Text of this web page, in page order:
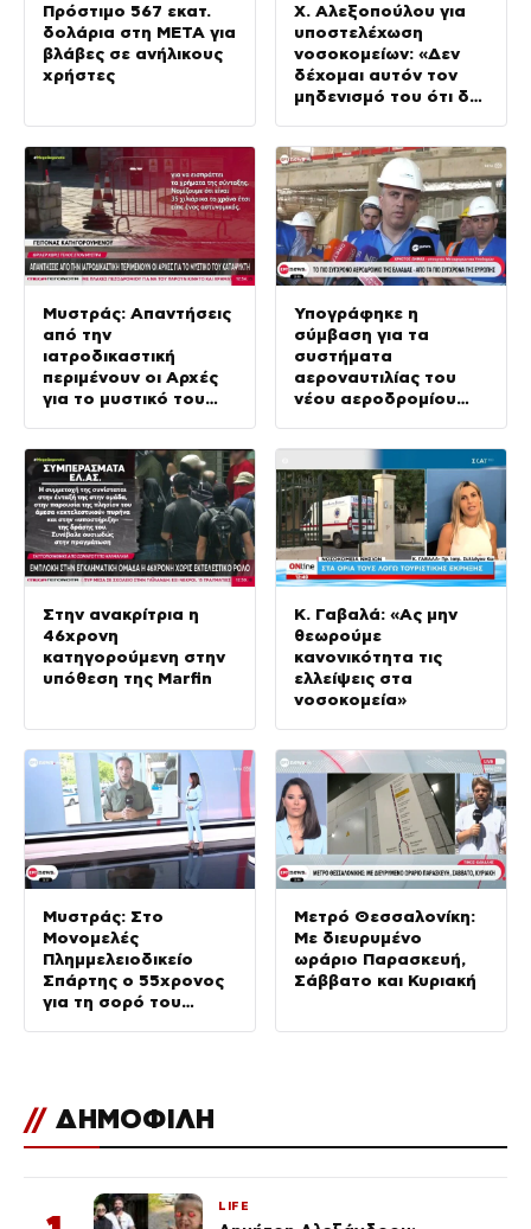
Πρόστιμο 567 εκατ.
δολάρια στη ΜΕΤΑ για
βλάβες σε ανήλικους
χρήστες
Χ. Αλεξοπούλου για
υποστελέχωση
νοσοκομείων: «Δεν
δέχομαι αυτόν τον
μηδενισμό του ότι δεν
Μυστράς: Απαντήσεις
από την
ιατροδικαστική
περιμένουν οι Αρχές
για το μυστικό του
Υπογράφηκε η
σύμβαση για τα
συστήματα
αεροναυτιλίας του
νέου αεροδρομίου
Στην ανακρίτρια η
46χρονη
κατηγορούμενη στην
υπόθεση της Marfin
Κ. Γαβαλά: «Ας μην
θεωρούμε
κανονικότητα τις
ελλείψεις στα
νοσοκομεία»
Μυστράς: Στο
Μονομελές
Πλημμελειοδικείο
Σπάρτης ο 55χρονος
για τη σορό του
Μετρό Θεσσαλονίκη:
Με διευρυμένο
ωράριο Παρασκευή,
Σάββατο και Κυριακή
// ΔΗΜΟΦΙΛΗ
LIFE